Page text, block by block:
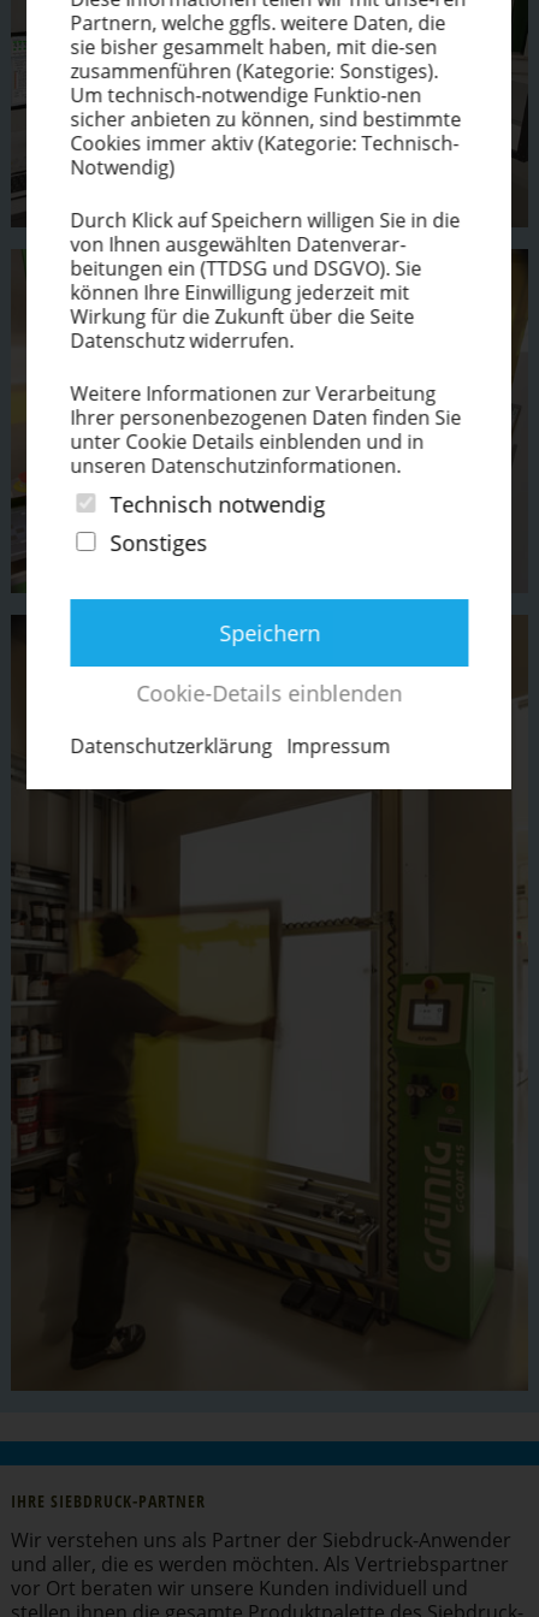
IHRE SIEBDRUCK-PARTNER
Wir verstehen uns als Partner der Siebdruck-Anwender
und aller, die es werden möchten. Als Vertriebs­partner
vor Ort beraten wir unsere Kunden individuell und
Partnern, welche ggfls. weitere Daten, die
sie bisher gesammelt haben, mit die-sen
zusam­men­führen (Kategorie: Sonstiges).
Um technisch-notwendige Funktio-nen
sicher anbieten zu können, sind bestimmte
Cookies immer aktiv (Kategorie: Technisch-
Notwendig)
Durch Klick auf Speichern willigen Sie in die
von Ihnen ausge­wählten Datenverar-
beitungen ein (TTDSG und DSGVO). Sie
können Ihre Einwil­ligung jederzeit mit
Wirkung für die Zukunft über die Seite
Datenschutz widerrufen.
Weitere Infor­ma­tionen zur Verar­beitung
Ihrer perso­nen­be­zo­genen Daten finden Sie
unter Cookie Details einblenden und in
unseren Daten­schutz­in­for­ma­tionen.
Technisch notwendig
Sonstiges
Speichern
Cookie-Details einblenden
Daten­schut­z­er­klärung Impressum